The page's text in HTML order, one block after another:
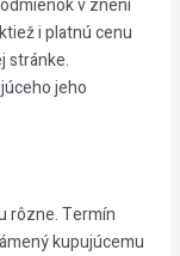
v znení
i platnú cenu
stránke.
jeho
rôzne. Termín
kupujúcemu